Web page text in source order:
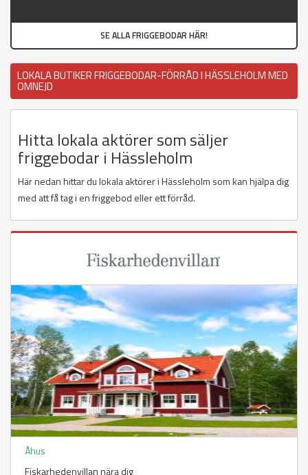
SE ALLA FRIGGEBODAR HÄR!
LOKALA BUTIKER FRIGGEBODAR-FÖRRÅD I HÄSSLEHOLM MED
OMNEJD
Hitta lokala aktörer som säljer
friggebodar i Hässleholm
Här nedan hittar du lokala aktörer i Hässleholm som kan hjälpa dig
med att få tag i en friggebod eller ett förråd.
Åhus
Fiskarhedenvillan nära dig